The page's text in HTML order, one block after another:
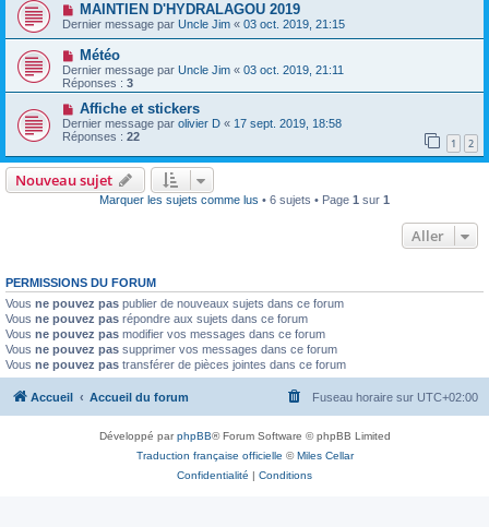
MAINTIEN D'HYDRALAGOU 2019
Dernier message par Uncle Jim « 03 oct. 2019, 21:15
Météo
Dernier message par Uncle Jim « 03 oct. 2019, 21:11
Réponses : 3
Affiche et stickers
Dernier message par olivier D « 17 sept. 2019, 18:58
Réponses : 22 1 2
Nouveau sujet
Marquer les sujets comme lus • 6 sujets • Page 1 sur 1
Aller
PERMISSIONS DU FORUM
Vous ne pouvez pas publier de nouveaux sujets dans ce forum
Vous ne pouvez pas répondre aux sujets dans ce forum
Vous ne pouvez pas modifier vos messages dans ce forum
Vous ne pouvez pas supprimer vos messages dans ce forum
Vous ne pouvez pas transférer de pièces jointes dans ce forum
Accueil Accueil du forum Fuseau horaire sur UTC+02:00
Développé parphpBB® Forum Software © phpBB Limited
Traduction française officielle ©Miles Cellar
Confidentialité | Conditions